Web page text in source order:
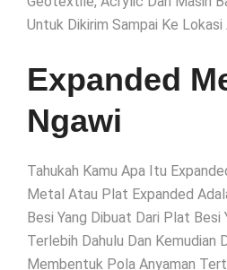
Untuk Dikirim Sampai Ke Lokasi
Expanded
Ngawi
Tahukah Kamu Apa Itu
Metal Atau Plat Expanded
Besi Yang Dibuat Dari Plat Besi
Terlebih Dahulu Dan Kemudian
Membentuk Pola Anyaman